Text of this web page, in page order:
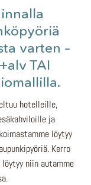
varten –
TAI
hotelleille,
ja
löytyy
Kerro
niin autamme